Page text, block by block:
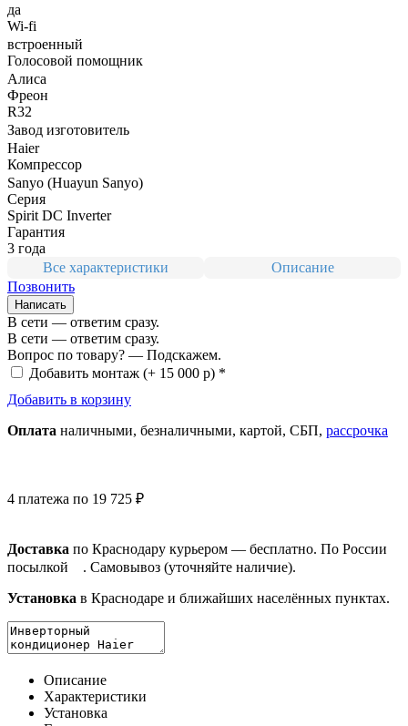
да
Wi-fi
встроенный
Голосовой помощник
Алиса
Фреон
R32
Завод изготовитель
Haier
Компрессор
Sanyo (Huayun Sanyo)
Серия
Spirit DC Inverter
Гарантия
3 года
Все характеристики
Описание
Позвонить
Написать
В сети — ответим сразу.
В сети — ответим сразу.
Вопрос по товару? — Подскажем.
Добавить монтаж (+ 15 000 р) *
Добавить в корзину
Оплата наличными, безналичными, картой, СБП, рассрочка
4 платежа по 19 725 ₽
Доставка по Краснодару курьером — бесплатно. По России
посылкой
. Самовывоз (уточняйте наличие).
Установка в Краснодаре и ближайших населённых пунктах.
Описание
Характеристики
Установка